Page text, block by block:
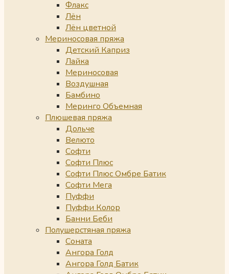
Флакс
Лён
Лён цветной
Мериносовая пряжа
Детский Каприз
Лайка
Мериносовая
Воздушная
Бамбино
Меринго Объемная
Плюшевая пряжа
Дольче
Велюто
Софти
Софти Плюс
Софти Плюс Омбре Батик
Софти Мега
Пуффи
Пуффи Колор
Банни Беби
Полушерстяная пряжа
Соната
Ангора Голд
Ангора Голд Батик